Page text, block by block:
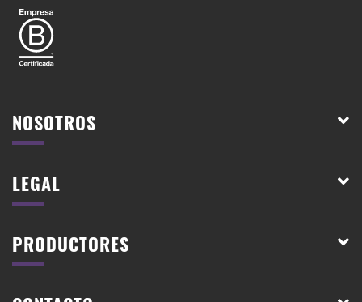
NOSOTROS
LEGAL
PRODUCTORES